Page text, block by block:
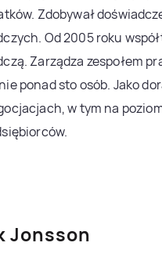
Zdobywał
Od 2005 roku
Zarządza zespołem
ponad sto osób. Jako
w tym na
Jonsson